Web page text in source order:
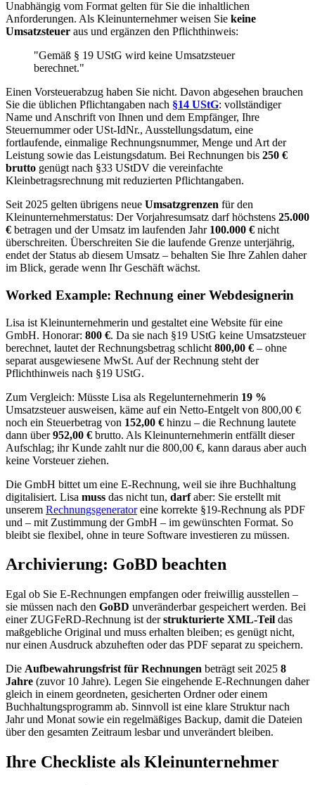
Unabhängig vom Format gelten für Sie die inhaltlichen
Anforderungen. Als Kleinunternehmer weisen Sie keine
Umsatzsteuer aus und ergänzen den Pflichthinweis:
"Gemäß § 19 UStG wird keine Umsatzsteuer
berechnet."
Einen Vorsteuerabzug haben Sie nicht. Davon abgesehen brauchen
Sie die üblichen Pflichtangaben nach §14 UStG: vollständiger
Name und Anschrift von Ihnen und dem Empfänger, Ihre
Steuernummer oder USt-IdNr., Ausstellungsdatum, eine
fortlaufende, einmalige Rechnungsnummer, Menge und Art der
Leistung sowie das Leistungsdatum. Bei Rechnungen bis 250 €
brutto genügt nach §33 UStDV die vereinfachte
Kleinbetragsrechnung mit reduzierten Pflichtangaben.
Seit 2025 gelten übrigens neue Umsatzgrenzen für den
Kleinunternehmerstatus: Der Vorjahresumsatz darf höchstens 25.000
€ betragen und der Umsatz im laufenden Jahr 100.000 € nicht
überschreiten. Überschreiten Sie die laufende Grenze unterjährig,
endet der Status ab diesem Umsatz – behalten Sie Ihre Zahlen daher
im Blick, gerade wenn Ihr Geschäft wächst.
Worked Example: Rechnung einer Webdesignerin
Lisa ist Kleinunternehmerin und gestaltet eine Website für eine
GmbH. Honorar: 800 €. Da sie nach §19 UStG keine Umsatzsteuer
berechnet, lautet der Rechnungsbetrag schlicht 800,00 € – ohne
separat ausgewiesene MwSt. Auf der Rechnung steht der
Pflichthinweis nach §19 UStG.
Zum Vergleich: Müsste Lisa als Regelunternehmerin 19 %
Umsatzsteuer ausweisen, käme auf ein Netto-Entgelt von 800,00 €
noch ein Steuerbetrag von 152,00 € hinzu – die Rechnung lautete
dann über952,00 € brutto. Als Kleinunternehmerin entfällt dieser
Aufschlag; ihr Kunde zahlt nur die 800,00 €, kann daraus aber auch
keine Vorsteuer ziehen.
Die GmbH bittet um eine E-Rechnung, weil sie ihre Buchhaltung
digitalisiert. Lisa muss das nicht tun, darfaber: Sie erstellt mit
unserem Rechnungsgeneratoreine korrekte §19-Rechnung als PDF
und – mit Zustimmung der GmbH – im gewünschten Format. So
bleibt sie flexibel, ohne in teure Software investieren zu müssen.
Archivierung: GoBD beachten
Egal ob Sie E-Rechnungen empfangen oder freiwillig ausstellen –
sie müssen nach den GoBD unveränderbar gespeichert werden. Bei
einer ZUGFeRD-Rechnung ist derstrukturierte XML-Teil das
maßgebliche Original und muss erhalten bleiben; es genügt nicht,
nur einen Ausdruck abzuheften oder das PDF separat zu speichern.
Die Aufbewahrungsfrist für Rechnungen beträgt seit 2025 8
Jahre (zuvor 10 Jahre). Legen Sie eingehende E-Rechnungen daher
gleich in einem geordneten, gesicherten Ordner oder einem
Buchhaltungsprogramm ab. Sinnvoll ist eine klare Struktur nach
Jahr und Monat sowie ein regelmäßiges Backup, damit die Dateien
über den gesamten Zeitraum lesbar und unverändert bleiben.
Ihre Checkliste als Kleinunternehmer